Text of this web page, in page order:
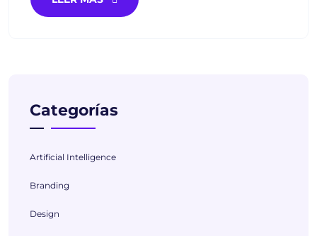
Categorías
Artificial Intelligence
Branding
Design